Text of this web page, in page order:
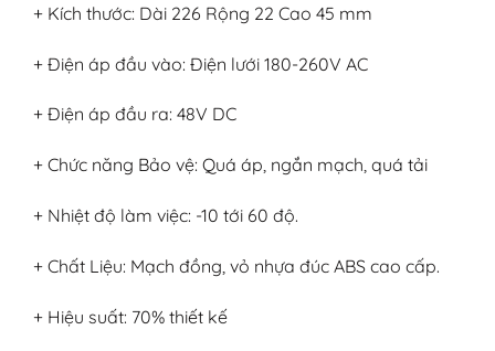
+ Kích thước: Dài 226 Rộng 22 Cao 45 mm
+ Điện áp đầu vào: Điện lưới 180-260V AC
+ Điện áp đầu ra: 48V DC
+ Chức năng Bảo vệ: Quá áp, ngắn mạch, quá tải
+ Nhiệt độ làm việc: -10 tới 60 độ.
+ Chất Liệu: Mạch đồng, vỏ nhựa đúc ABS cao cấp.
+ Hiệu suất: 70% thiết kế